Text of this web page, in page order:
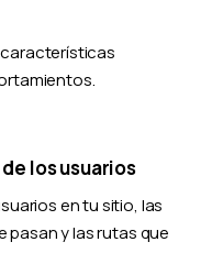
los usuarios
en tu sitio, las
pasan y las rutas que